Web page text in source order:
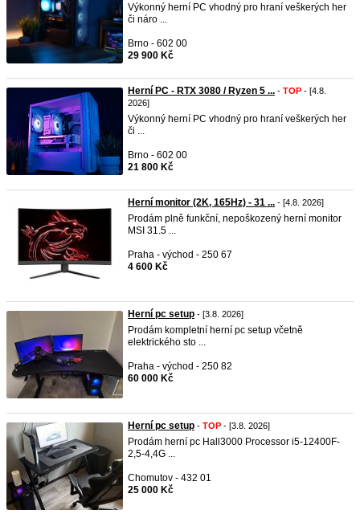
Výkonný herní PC vhodný pro hraní veškerých her
či náro ...
Brno - 602 00
29 900 Kč
Herní PC - RTX 3080 / Ryzen 5 ... - TOP - [4.8.
2026]
Výkonný herní PC vhodný pro hraní veškerých her
či ...
Brno - 602 00
21 800 Kč
Herní monitor (2K, 165Hz) - 31 ... - [4.8. 2026]
Prodám plně funkční, nepoškozený herní monitor
MSI 31.5 ...
Praha - východ - 250 67
4 600 Kč
Herní pc setup - [3.8. 2026]
Prodám kompletní herní pc setup včetně
elektrického sto ...
Praha - východ - 250 82
60 000 Kč
Herní pc setup - TOP - [3.8. 2026]
Prodám herní pc Hall3000 Processor i5-12400F-
2,5-4,4G ...
Chomutov - 432 01
25 000 Kč